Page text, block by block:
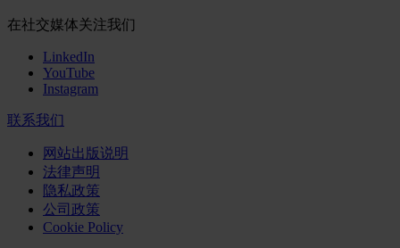
在社交媒体关注我们
LinkedIn
YouTube
Instagram
联系我们
网站出版说明
法律声明
隐私政策
公司政策
Cookie Policy